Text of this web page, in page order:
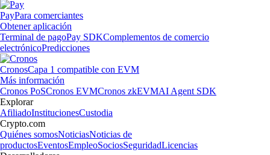
PayPara comerciantes
Obtener aplicación
Terminal de pagoPay SDKComplementos de comercio
electrónicoPredicciones
CronosCapa 1 compatible con EVM
Más información
Cronos PoSCronos EVMCronos zkEVMAI Agent SDK
Explorar
AfiliadoInstitucionesCustodia
Crypto.com
Quiénes somosNoticiasNoticias de
productosEventosEmpleoSociosSeguridadLicencias